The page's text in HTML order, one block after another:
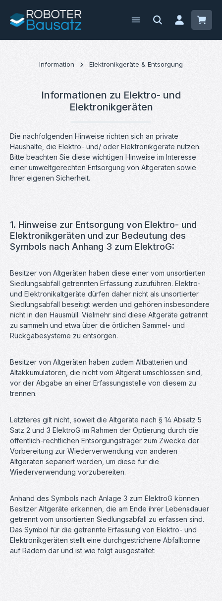
Zum Hauptinhalt springen
Information Elektronikgeräte & Entsorgung
Informationen zu Elektro- und
Elektronikgeräten
Die nachfolgenden Hinweise richten sich an private
Haushalte, die Elektro- und/ oder Elektronikgeräte nutzen.
Bitte beachten Sie diese wichtigen Hinweise im Interesse
einer umweltgerechten Entsorgung von Altgeräten sowie
Ihrer eigenen Sicherheit.
1. Hinweise zur Entsorgung von Elektro- und
Elektronikgeräten und zur Bedeutung des
Symbols nach Anhang 3 zum ElektroG:
Besitzer von Altgeräten haben diese einer vom unsortierten
Siedlungsabfall getrennten Erfassung zuzuführen. Elektro-
und Elektronikaltgeräte dürfen daher nicht als unsortierter
Siedlungsabfall beseitigt werden und gehören insbesondere
nicht in den Hausmüll. Vielmehr sind diese Altgeräte getrennt
zu sammeln und etwa über die örtlichen Sammel- und
Rückgabesysteme zu entsorgen.
Besitzer von Altgeräten haben zudem Altbatterien und
Altakkumulatoren, die nicht vom Altgerät umschlossen sind,
vor der Abgabe an einer Erfassungsstelle von diesem zu
trennen.
Letzteres gilt nicht, soweit die Altgeräte nach § 14 Absatz 5
Satz 2 und 3 ElektroG im Rahmen der Optierung durch die
öffentlich-rechtlichen Entsorgungsträger zum Zwecke der
Vorbereitung zur Wiederverwendung von anderen
Altgeräten separiert werden, um diese für die
Wiederverwendung vorzubereiten.
Anhand des Symbols nach Anlage 3 zum ElektroG können
Besitzer Altgeräte erkennen, die am Ende ihrer Lebensdauer
getrennt vom unsortierten Siedlungsabfall zu erfassen sind.
Das Symbol für die getrennte Erfassung von Elektro- und
Elektronikgeräten stellt eine durchgestrichene Abfalltonne
auf Rädern dar und ist wie folgt ausgestaltet: